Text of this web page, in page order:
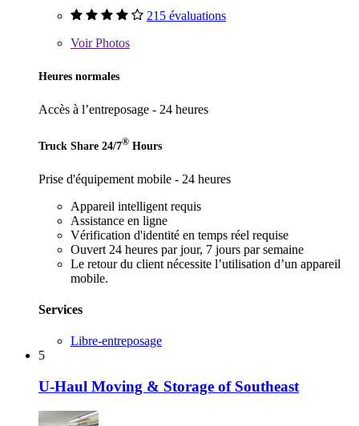
215 évaluations
VoirPhotos
Heures normales
Accès à l’entreposage - 24 heures
Truck Share 24/7® Hours
Prise d'équipement mobile - 24 heures
Appareil intelligent requis
Assistance en ligne
Vérification d'identité en temps réel requise
Ouvert 24 heures par jour, 7 jours par semaine
Le retour du client nécessite l’utilisation d’un appareil
mobile.
Services
Libre-entreposage
5
U-Haul Moving & Storage of Southeast